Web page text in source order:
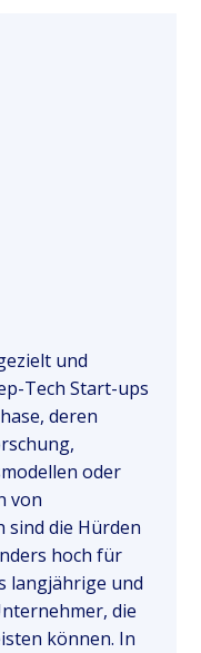
und
Tech Start-ups
deren
oder
von
sind die Hürden
hoch für
langjährige und
die
können. In